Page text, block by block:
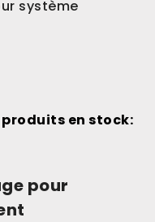
système
en stock:
pour